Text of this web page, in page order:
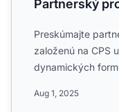
Partnerský
Preskúmajte
založenú na CPS
dynamických
Aug 1, 2025